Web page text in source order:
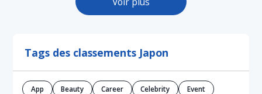
Tags des classements Japon
App Beauty Career Celebrity
Event